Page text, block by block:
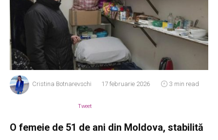
Cristina Botnarevschi 17 februarie 2026 3 min read
Tweet
O femeie de 51 de ani din Moldova, stabilită